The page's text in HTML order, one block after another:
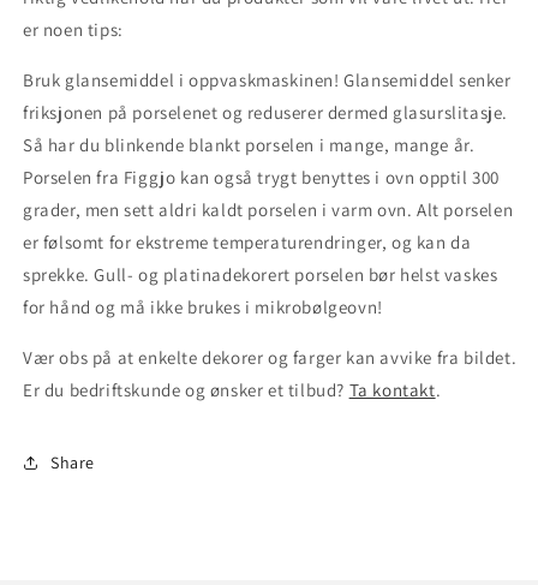
er noen tips:
Bruk glansemiddel i oppvaskmaskinen! Glansemiddel senker
friksjonen på porselenet og reduserer dermed glasurslitasje.
Så har du blinkende blankt porselen i mange, mange år.
Porselen fra Figgjo kan også trygt benyttes i ovn opptil 300
grader, men sett aldri kaldt porselen i varm ovn. Alt porselen
er følsomt for ekstreme temperaturendringer, og kan da
sprekke. Gull- og platinadekorert porselen bør helst vaskes
for hånd og må ikke brukes i mikrobølgeovn!
Vær obs på at enkelte dekorer og farger kan avvike fra bildet.
Er du bedriftskunde og ønsker et tilbud? Ta kontakt.
Share